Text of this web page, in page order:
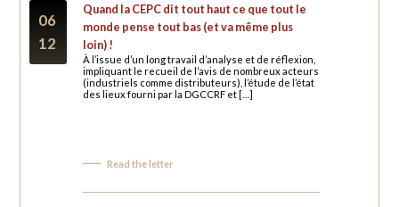
06
12
Quand la CEPC dit tout haut ce que tout le
monde pense tout bas (et va même plus
loin) !
À l’issue d’un long travail d’analyse et de réflexion,
impliquant le recueil de l’avis de nombreux acteurs
(industriels comme distributeurs), l’étude de l’état
des lieux fourni par la DGCCRF et […]
Read the letter